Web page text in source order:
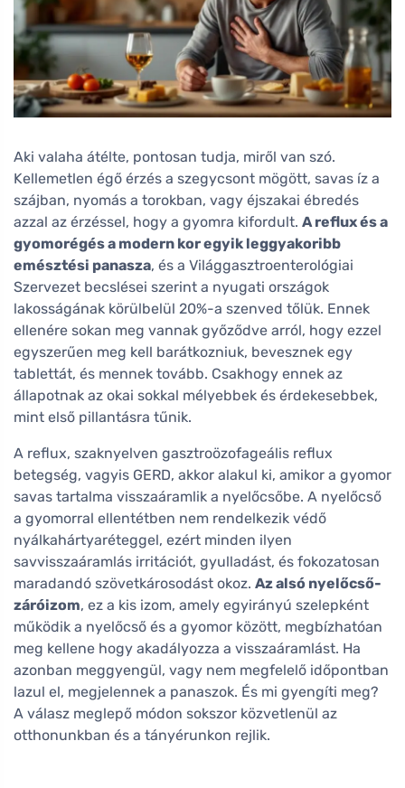
Aki valaha átélte, pontosan tudja, miről van szó.
Kellemetlen égő érzés a szegycsont mögött, savas íz a
szájban, nyomás a torokban, vagy éjszakai ébredés
azzal az érzéssel, hogy a gyomra kifordult. A reflux és a
gyomorégés a modern kor egyik leggyakoribb
emésztési panasza, és a Világgasztroenterológiai
Szervezet becslései szerint a nyugati országok
lakosságának körülbelül 20%-a szenved tőlük. Ennek
ellenére sokan meg vannak győződve arról, hogy ezzel
egyszerűen meg kell barátkozniuk, bevesznek egy
tablettát, és mennek tovább. Csakhogy ennek az
állapotnak az okai sokkal mélyebbek és érdekesebbek,
mint első pillantásra tűnik.
A reflux, szaknyelven gasztroözofageális reflux
betegség, vagyis GERD, akkor alakul ki, amikor a gyomor
savas tartalma visszaáramlik a nyelőcsőbe. A nyelőcső
a gyomorral ellentétben nem rendelkezik védő
nyálkahártyaréteggel, ezért minden ilyen
savvisszaáramlás irritációt, gyulladást, és fokozatosan
maradandó szövetkárosodást okoz. Az alsó nyelőcső-
záróizom, ez a kis izom, amely egyirányú szelepként
működik a nyelőcső és a gyomor között, megbízhatóan
meg kellene hogy akadályozza a visszaáramlást. Ha
azonban meggyengül, vagy nem megfelelő időpontban
lazul el, megjelennek a panaszok. És mi gyengíti meg?
A válasz meglepő módon sokszor közvetlenül az
otthonunkban és a tányérunkon rejlik.